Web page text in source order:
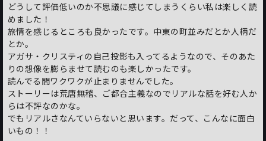
どうして評価低いのか不思議に感じてしまうくらい私は楽しく読
めました！
旅情を感じるところも良かったです。中東の町並みだとか人柄だ
とか。
アガサ・クリスティの自己投影も入ってるようなので、そのあた
りの想像を膨らませて読むのも楽しかったです。
読んでる間ワクワクが止まりませんでした。
ストーリーは荒唐無稽、ご都合主義なのでリアルな話を好む人か
らは不評なのかな。
でもリアルさなんていらないと思います。だって、こんなに面白
いもの！！